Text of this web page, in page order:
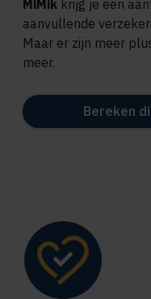
MiMik krijg je een
aanvullende
Maar er zijn meer
meer.
Bereken